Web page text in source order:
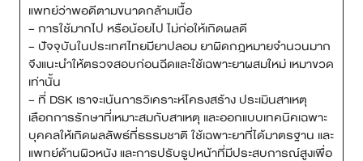
สาขา CDC
สาขา นครปฐม
ไทย
แพทย์ว่าพอดีตามขนาดกล้ามเนื้อ
– การใช้มากไป หรือน้อยไป ไม่ก่อให้เกิดผลดี
– ปัจจุบันในประเทศไทยมียาปลอม ยาผิดกฎหมายจำนวนมาก
จึงแนะนำให้ตรวจสอบก่อนฉีดและใช้เฉพาะยาผสมใหม่ เหมาขวด
เท่านั้น
– ที่ DSK เราจะเน้นการวิเคราะห์โครงสร้าง ประเมินสาเหตุ
เลือกการรักษาที่เหมาะสมกับสาเหตุ และออกแบบเทคนิคเฉพาะ
บุคคลให้เกิดผลลัพธ์ที่ธรรมชาติ ใช้เฉพาะยาที่ได้มาตรฐาน และ
แพทย์ด้านผิวหนัง และการปรับรูปหน้าที่มีประสบการณ์สูงเพื่อ